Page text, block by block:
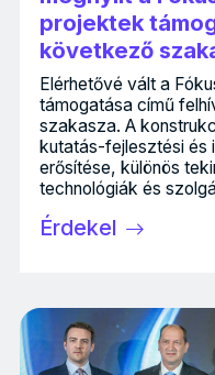
projektek
következő
Elérhetővé vált a
támogatása című
szakasza. A
kutatás-fejlesztési és
erősítése, különös
technológiák és
Érdekel